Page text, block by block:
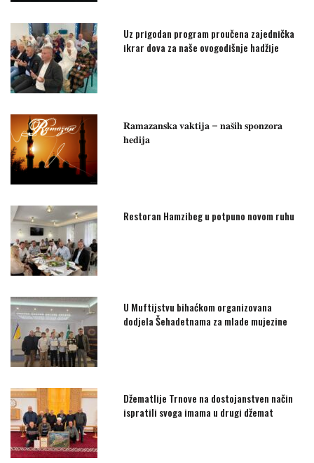
Uz prigodan program proučena zajednička
ikrar dova za naše ovogodišnje hadžije
𝐑𝐚𝐦𝐚𝐳𝐚𝐧𝐬𝐤𝐚 𝐯𝐚𝐤𝐭𝐢𝐣𝐚 – 𝐧𝐚𝐬̌𝐢𝐡 𝐬𝐩𝐨𝐧𝐳𝐨𝐫𝐚
𝐡𝐞𝐝𝐢𝐣𝐚
Restoran Hamzibeg u potpuno novom ruhu
U Muftijstvu bihaćkom organizovana
dodjela Šehadetnama za mlade mujezine
Džematlije Trnove na dostojanstven način
ispratili svoga imama u drugi džemat